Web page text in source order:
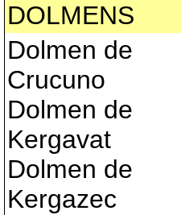
DOLMENS
Dolmen de
Crucuno
Dolmen de
Kergavat
Dolmen de
Kergazec